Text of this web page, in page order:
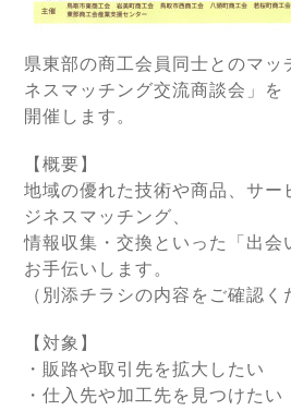
県東部の商工会員同士とのマッ
ネスマッチング交流商談会」を
開催します。
【概要】
地域の優れた技術や商品、サー
ジネスマッチング、
情報収集・交換といった
「出
お手伝いします。
（別添チラシの内容をご確認く
【対象】
・販路や取引先を拡大したい
・仕入先や加工先を見つけたい